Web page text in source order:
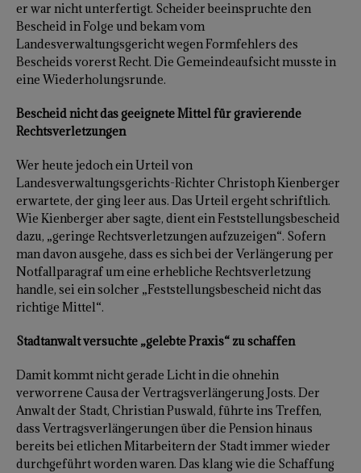
er war nicht unterfertigt. Scheider beeinspruchte den
Bescheid in Folge und bekam vom
Landesverwaltungsgericht wegen Formfehlers des
Bescheids vorerst Recht. Die Gemeindeaufsicht musste in
eine Wiederholungsrunde.
Bescheid nicht das geeignete Mittel für gravierende
Rechtsverletzungen
Wer heute jedoch ein Urteil von
Landesverwaltungsgerichts-Richter Christoph Kienberger
erwartete, der ging leer aus. Das Urteil ergeht schriftlich.
Wie Kienberger aber sagte, dient ein Feststellungsbescheid
dazu, „geringe Rechtsverletzungen aufzuzeigen“. Sofern
man davon ausgehe, dass es sich bei der Verlängerung per
Notfallparagraf um eine erhebliche Rechtsverletzung
handle, sei ein solcher „Feststellungsbescheid nicht das
richtige Mittel“.
Stadtanwalt versuchte „gelebte Praxis“ zu schaffen
Damit kommt nicht gerade Licht in die ohnehin
verworrene Causa der Vertragsverlängerung Josts. Der
Anwalt der Stadt, Christian Puswald, führte ins Treffen,
dass Vertragsverlängerungen über die Pension hinaus
bereits bei etlichen Mitarbeitern der Stadt immer wieder
durchgeführt worden waren. Das klang wie die Schaffung